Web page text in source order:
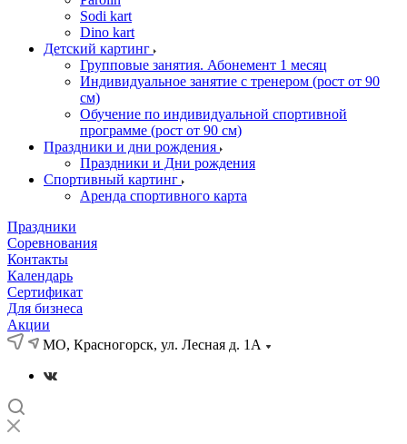
Sodi kart
Dino kart
Детский картинг
Групповые занятия. Абонемент 1 месяц
Индивидуальное занятие с тренером (рост от 90
см)
Обучение по индивидуальной спортивной
программе (рост от 90 см)
Праздники и дни рождения
Праздники и Дни рождения
Спортивный картинг
Аренда спортивного карта
Праздники
Соревнования
Контакты
Календарь
Сертификат
Для бизнеса
Акции
МО, Красногорск, ул. Лесная д. 1А